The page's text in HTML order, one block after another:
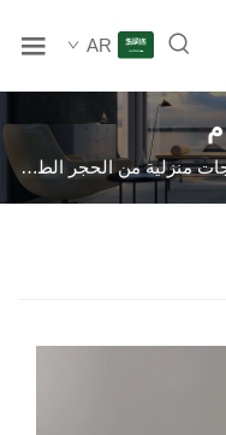
AR
منزلية من الحجر الطبيعي